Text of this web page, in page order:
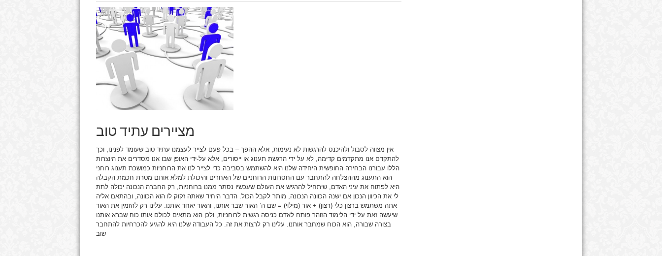
מציירים עתיד טוב
אין מצווה לסבול ולהיכנס להרגשות לא נעימות, אלא ההפך – בכל פעם לצייר לעצמנו עתיד טוב שעומד לפנינו, וכך
להתקדם אנו מתקדמים קדימה, לא על ידי הרגשת תענוג או ייסורים, אלא על-ידי האופן שבו אנו מסדרים את היוצרות
הללו עבורנו הבחירה החופשית היחידה שלנו היא להשתמש בסביבה כדי לצייר לנו את הרוחניות כמושכת תענוג רוחני
הוא התענוג מההצלחה להתחבר עם החסרונות הרוחניים של האחרים והיכולת למלא אותם מטרת חכמת הקבלה
היא לפתוח את עיני האדם, שיתחיל להרגיש את העולם שעכשיו נסתר ממנו ברוחניות, רק החברה הנכונה יכולה לתת
לי את הכיוון הנכון אם ישנה הכוונה הנכונה, מותר לקבל הכול. הדבר היחיד שאתה זקוק לו הוא הכוונה, ובהתאם אליה
אתה משתמש ברצון כלי (רצון) + אור (מילוי) = שם ה’ האור שבר אותנו, והאור יאחד אותנו. עלינו רק להזמין את האור
שיעשה זאת על ידי הלימוד הזוהר פותח לאדם כניסה רגשית לרוחניות, ולכן הוא מתאים לכולם אותו כוח שברא אותנו
בצורה שבורה, הוא הכוח שמחבר אותנו. עלינו רק לרצות את זה. כל העבודה שלנו היא להגיע להכרחיות להתחבר
שוב